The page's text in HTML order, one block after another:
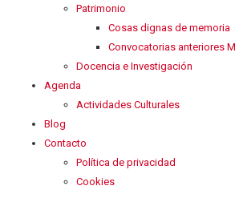
Patrimonio
Cosas dignas de memoria
Convocatorias anteriores
Docencia e Investigación
Agenda
Actividades Culturales
Blog
Contacto
Política de privacidad
Cookies